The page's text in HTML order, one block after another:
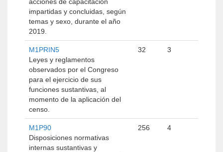
impartidas y concluidas, según
temas y sexo, durante el año
2019.
M1PRIN5
Leyes y reglamentos
observados por el Congreso
para el ejercicio de sus
funciones sustantivas, al
momento de la aplicación del
censo.
32 3
M1P90
Disposiciones normativas
internas sustantivas y
256 4